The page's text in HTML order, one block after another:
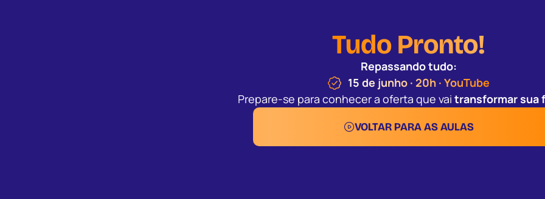
Tudo Pronto!
Repassando tudo:
15 de junho · 20h · YouTube
Prepare-se para conhecer a oferta que vai transformar sua
VOLTAR PARA AS AULAS